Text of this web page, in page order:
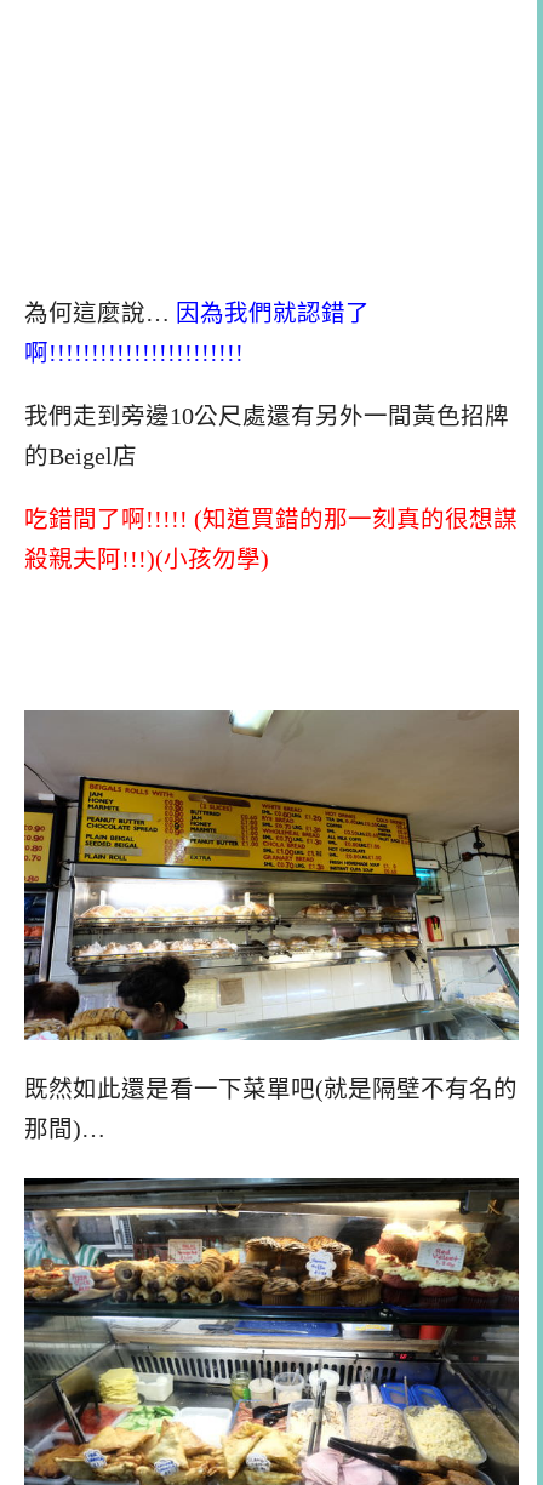
為何這麼說… 因為我們就認錯了
啊!!!!!!!!!!!!!!!!!!!!!!!
我們走到旁邊10公尺處還有另外一間黃色招牌
的Beigel店
吃錯間了啊!!!!! (知道買錯的那一刻真的很想謀
殺親夫阿!!!)(小孩勿學)
既然如此還是看一下菜單吧(就是隔壁不有名的
那間)…